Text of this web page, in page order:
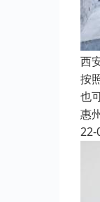
西
按
也
惠
22-